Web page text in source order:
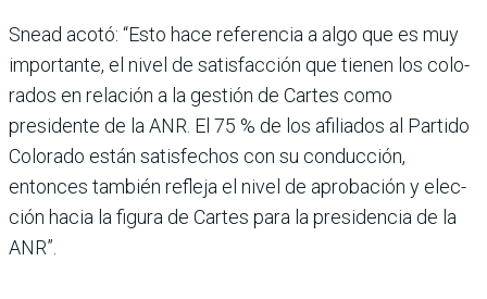
Snead acotó: “Esto hace referencia a algo que es muy
importante, el nivel de satis­facción que tienen los colo­
rados en relación a la gestión de Cartes como
presidente de la ANR. El 75 % de los afilia­dos al Partido
Colorado están satisfechos con su conduc­ción,
entonces también refleja el nivel de aprobación y elec­
ción hacia la figura de Car­tes para la presidencia de la
ANR”.